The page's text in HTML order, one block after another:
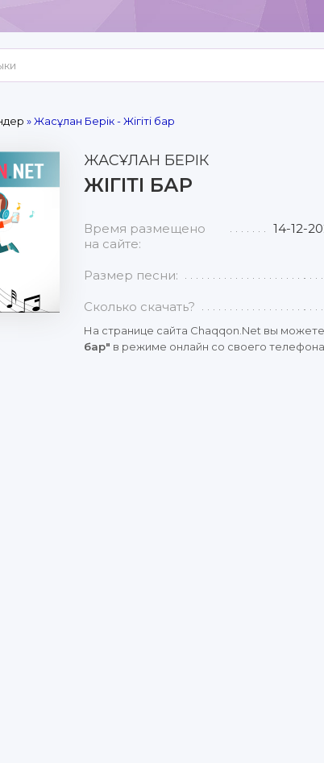
» Жасұлан Берік - Жігіті бар
ЖАСҰЛАН БЕРІК
ЖІГІТІ БАР
Время размещено
на сайте:
14-12-
Размер песни:
Сколько скачать?
На странице сайта Chaqqon.Net вы
бар" в режиме онлайн со своего